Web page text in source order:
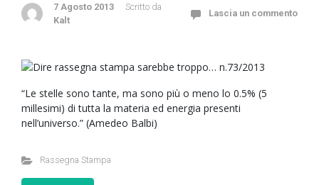
7 Agosto 2013
Scritto da
Kalt
Lascia un commento
“Le stelle sono tante, ma sono più o meno lo 0.5% (5
millesimi) di tutta la materia ed energia presenti
nell’universo.” (Amedeo Balbi)
Rassegna Stampa